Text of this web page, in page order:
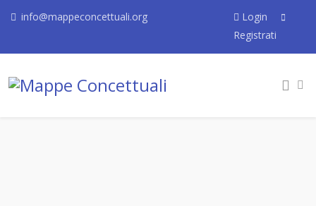
info@mappeconcettuali.org
Login
Registrati